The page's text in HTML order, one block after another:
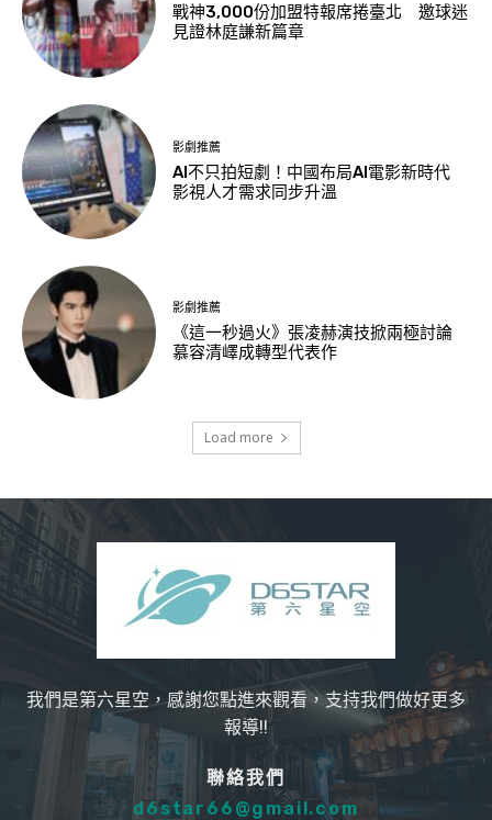
戰神3,000份加盟特報席捲臺北 邀球迷
見證林庭謙新篇章
影劇推薦
AI不只拍短劇！中國布局AI電影新時代
影視人才需求同步升溫
影劇推薦
《這一秒過火》張凌赫演技掀兩極討論
慕容清嶧成轉型代表作
Load more
我們是第六星空，感謝您點進來觀看，支持我們做好更多
報導!!
聯絡我們
d6star66@gmail.com